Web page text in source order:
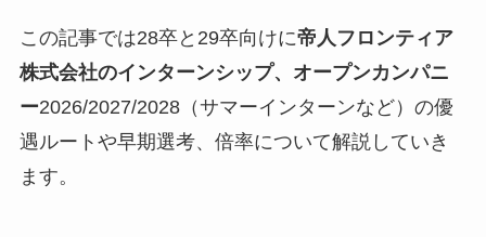
この記事では28卒と29卒向けに帝人フロンティア
株式会社のインターンシップ、オープンカンパニ
ー2026/2027/2028（サマーインターンなど）の優
遇ルートや早期選考、倍率について解説していき
ます。